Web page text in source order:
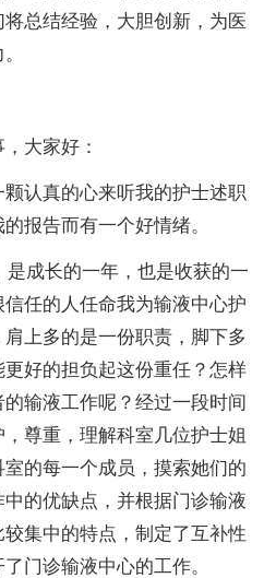
总结经验，大胆创新，为医
大家好：
认真的心来听我的护士述职
报告而有一个好情绪。
是成长的一年，也是收获的一
任的人任命我为输液中心护
上多的是一份职责，脚下多
好的担负起这份重任？怎样
输液工作呢？经过一段时间
尊重，理解科室几位护士姐
的每一个成员，摸索她们的
的优缺点，并根据门诊输液
集中的特点，制定了互补性
门诊输液中心的工作。